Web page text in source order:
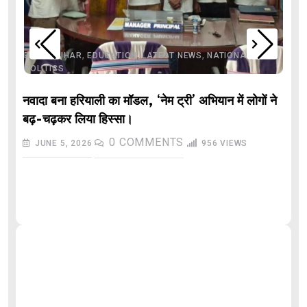
BIHAR,BIHAR, EDUCATION,LATEST NEWS,NATIONAL
POLITICS
नवादा बना हरियाली का मॉडल, ‘नेम ट्री’ अभियान में लोगों ने
बढ़-चढ़कर लिया हिस्सा।
JUNE 5, 2026 0 COMMENTS 956 VIEWS